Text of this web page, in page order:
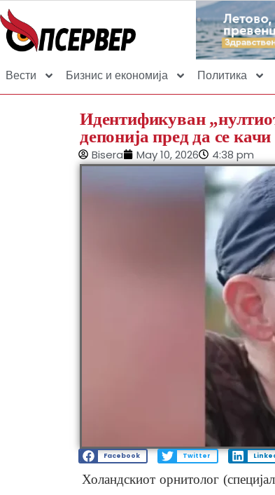
Вести Бизнис и економија Политика
Идентификуван
депонија пред да се
Bisera May 10, 2026 4:38 pm
Facebook Twitter
Холандскиот орнитолог